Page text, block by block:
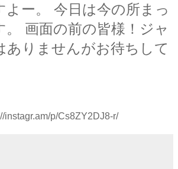
よー。 今日は今の所まっ
。 画面の前の皆様！ジャ
ありませんがお待ちして
instagr.am/p/Cs8ZY2DJ8-r/